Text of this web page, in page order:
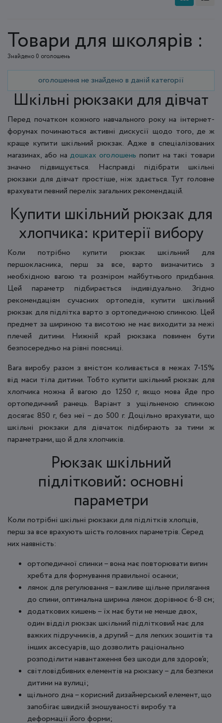
Товари для школярів :
Знайдено 0 оголошень
оголошення не знайдено в даній категорії
Шкільні рюкзаки для дівчат
Перед початком кожного навчального року на інтернет-
форумах починаються активні дискусії щодо того, де ж
краще купити шкільний рюкзак. Адже в спеціалізованих
магазинах, або надошках оголошень попит на такі товари
значно підвищується. Насправді підібрати шкільні
рюкзаки для дівчат простіше, ніж здається. Тут головне
врахувати певний перелік загальних рекомендацій.
Купити шкільний рюкзак для
хлопчика: критерії вибору
Коли потрібно купити рюкзак шкільний для
першокласника, перш за все, варто визначитись з
необхідною вагою та розміром майбутнього придбання.
Цей параметр підбирається індивідуально. Згідно
рекомендаціям сучасних ортопедів, купити шкільний
рюкзак для підлітка варто з ортопедичною спинкою. Цей
предмет за шириною та висотою не має виходити за межі
плечей дитини. Нижній край рюкзака повинен бути
безпосередньо на рівні поясниці.
Вага виробу разом з вмістом коливається в межах 7-15%
від маси тіла дитини. Тобто купити шкільний рюкзак для
хлопчика можна й вагою до 1250 г, якщо мова йде про
ортопедичний ранець. Варіант з ущільненою спинкою
досягає 850 г, без неї – до 500 г. Доцільно врахувати, що
шкільні рюкзаки для дівчаток підбирають за тими ж
параметрами, що й для хлопчиків.
Рюкзак шкільний
підлітковий: основні
параметри
Коли потрібні шкільні рюкзаки для підлітків хлопців,
перш за все врахують шість головних параметрів. Серед
них наявність:
ортопедичної спинки – вона має повторювати вигин
хребта для формування правильної осанки;
лямок для регулювання – важливе щільне прилягання
до спини, оптимальна ширина лямок дорівнює 6-8 см;
додаткових кишень – їх має бути не менше двох,
один відділ рюкзак шкільний підлітковий має для
важких підручників, а другий – для легких зошитів та
інших аксесуарів, що дозволить раціонально
розподілити навантаження без шкоди для здоров’я;
світловідбивних елементів на рюкзаку – для безпеки
дитини на вулиці;
щільного дна – корисний дизайнерський елемент, що
запобігає швидкій зношуваності виробу та
деформації його форми;